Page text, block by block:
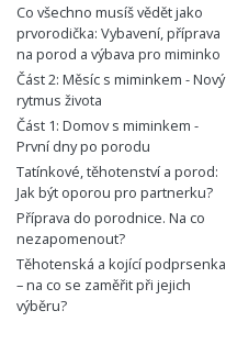
Co všechno musíš vědět jako
prvorodička: Vybavení, příprava
na porod a výbava pro miminko
Část 2: Měsíc s miminkem - Nový
rytmus života
Část 1: Domov s miminkem -
První dny po porodu
Tatínkové, těhotenství a porod:
Jak být oporou pro partnerku?
Příprava do porodnice. Na co
nezapomenout?
Těhotenská a kojící podprsenka
– na co se zaměřit při jejich
výběru?